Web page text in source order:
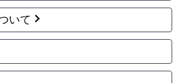
際にご確認ください